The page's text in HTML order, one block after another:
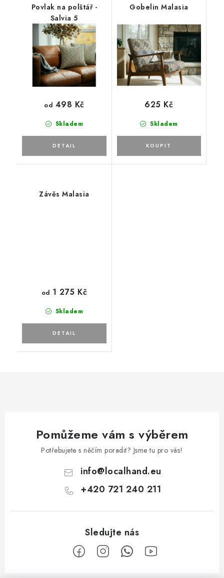
Povlak na polštář -
Salvia 5
Skladem
od 498 Kč
Gobelin Malasia
Skladem
625 Kč
Závěs Malasia
Skladem
od 1 275 Kč
Pomůžeme vám s výběrem
Potřebujete s něčím poradit? Jsme tu pro vás!
info@localhand.eu
+420 721 240 211